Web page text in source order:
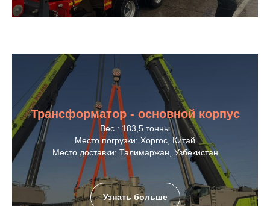
Трансформатор - основной корпус
Вес : 183,5 тонны
Место погрузки: Хоргос, Китай
Место доставки: Талимаржан, Узбекистан
Узнать больше